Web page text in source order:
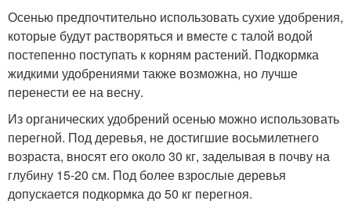
Осенью предпочтительно использовать сухие удобрения,
которые будут растворяться и вместе с талой водой
постепенно поступать к корням растений. Подкормка
жидкими удобрениями также возможна, но лучше
перенести ее на весну.
Из органических удобрений осенью можно использовать
перегной. Под деревья, не достигшие восьмилетнего
возраста, вносят его около 30 кг, заделывая в почву на
глубину 15-20 см. Под более взрослые деревья
допускается подкормка до 50 кг перегноя.